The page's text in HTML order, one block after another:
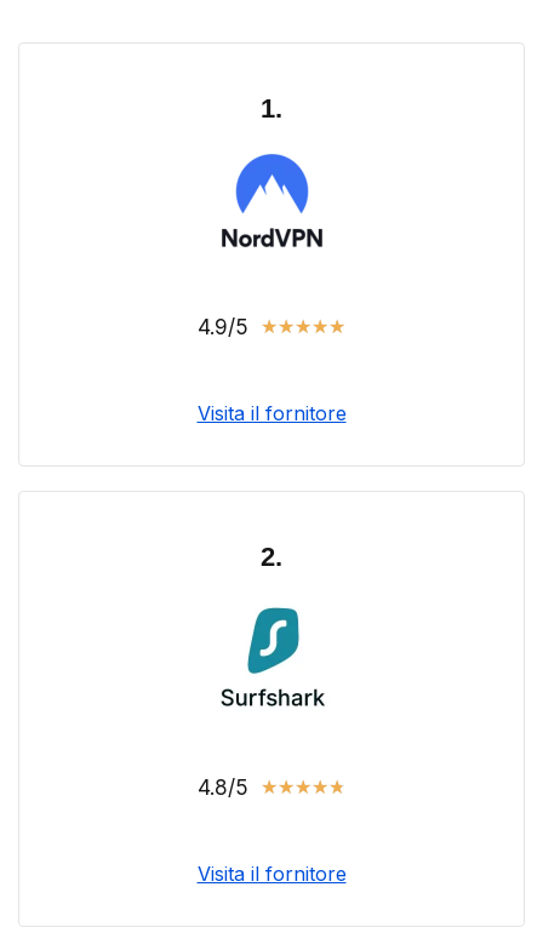
1.
4.9/5 ★★★★★
Visita il fornitore
2.
4.8/5 ★★★★★
Visita il fornitore